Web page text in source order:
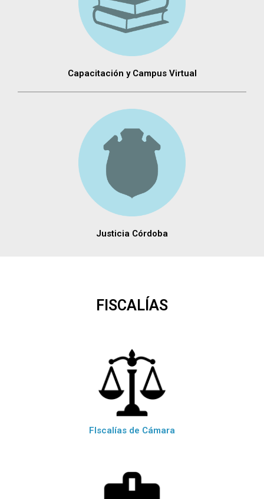
Capacitación y Campus Virtual
Justicia Córdoba
FISCALÍAS
FIscalías de Cámara